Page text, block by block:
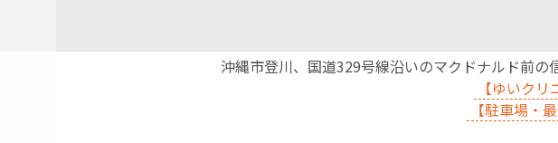
沖縄市登川、国道329号線沿いのマクドナルド前
【ゆいク
【駐車場・